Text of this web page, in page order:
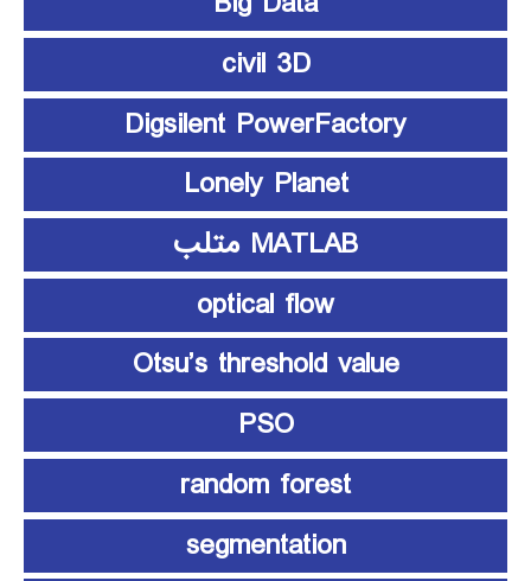
civil 3D
Digsilent PowerFactory
Lonely Planet
MATLAB متلب
optical flow
Otsu’s threshold value
PSO
random forest
segmentation